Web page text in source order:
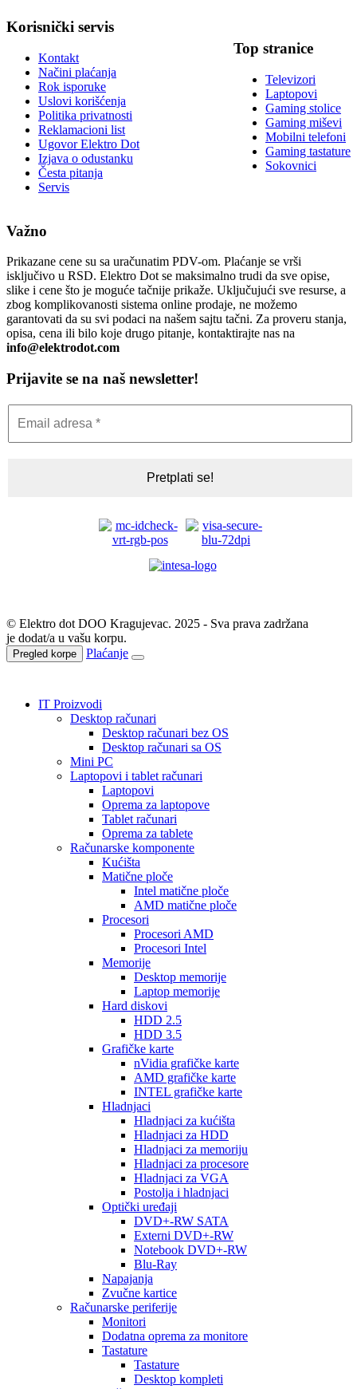
Korisnički servis
Kontakt
Načini plaćanja
Rok isporuke
Uslovi korišćenja
Politika privatnosti
Reklamacioni list
Ugovor Elektro Dot
Izjava o odustanku
Česta pitanja
Servis
Top stranice
Televizori
Laptopovi
Gaming stolice
Gaming miševi
Mobilni telefoni
Gaming tastature
Sokovnici
Važno
Prikazane cene su sa uračunatim PDV-om. Plaćanje se vrši
isključivo u RSD. Elektro Dot se maksimalno trudi da sve opise,
slike i cene što je moguće tačnije prikaže. Uključujući sve resurse, a
zbog komplikovanosti sistema online prodaje, ne možemo
garantovati da su svi podaci na našem sajtu tačni. Za proveru stanja,
opisa, cena ili bilo koje drugo pitanje, kontaktirajte nas na
info@elektrodot.com
Prijavite se na naš newsletter!
© Elektro dot DOO Kragujevac. 2025 - Sva prava zadržana
je dodat/a u vašu korpu.
Pregled korpe Plaćanje
IT Proizvodi
Desktop računari
Desktop računari bez OS
Desktop računari sa OS
Mini PC
Laptopovi i tablet računari
Laptopovi
Oprema za laptopove
Tablet računari
Oprema za tablete
Računarske komponente
Kućišta
Matične ploče
Intel matične ploče
AMD matične ploče
Procesori
Procesori AMD
Procesori Intel
Memorije
Desktop memorije
Laptop memorije
Hard diskovi
HDD 2.5
HDD 3.5
Grafičke karte
nVidia grafičke karte
AMD grafičke karte
INTEL grafičke karte
Hladnjaci
Hladnjaci za kućišta
Hladnjaci za HDD
Hladnjaci za memoriju
Hladnjaci za procesore
Hladnjaci za VGA
Postolja i hladnjaci
Optički uređaji
DVD+-RW SATA
Externi DVD+-RW
Notebook DVD+-RW
Blu-Ray
Napajanja
Zvučne kartice
Računarske periferije
Monitori
Dodatna oprema za monitore
Tastature
Tastature
Desktop kompleti